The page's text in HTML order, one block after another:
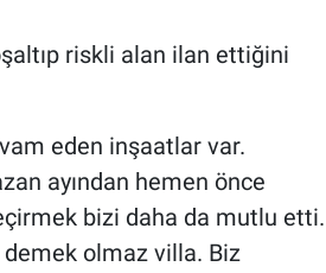
riskli alan ilan ettiğini
eden inşaatlar var.
ayından hemen önce
bizi daha da mutlu etti.
olmaz villa. Biz